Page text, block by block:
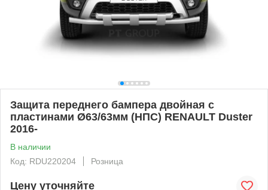
Защита переднего бампера двойная с
пластинами Ø63/63мм (НПС) RENAULT Duster
2016-
В наличии
Код: RDU220204
Розница
Цену уточняйте